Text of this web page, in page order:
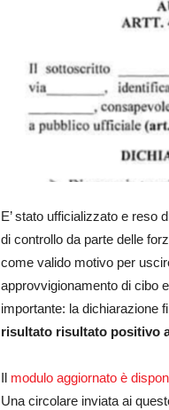
E’ stato ufficializzato e reso
di controllo da parte delle
come valido motivo per
approvvigionamento di cibo
importante: la dichiarazione
risultato risultato positivo
Il modulo aggiornato è
Una circolare inviata ai